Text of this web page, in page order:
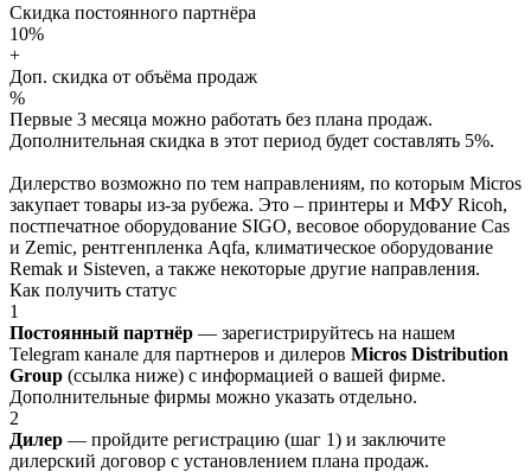
Скидка постоянного партнёра
10%
+
Доп. скидка от объёма продаж
%
Первые 3 месяца можно работать без плана продаж.
Дополнительная скидка в этот период будет составлять 5%.
Дилерство возможно по тем направлениям, по которым Micros
закупает товары из-за рубежа. Это – принтеры и МФУ Ricoh,
постпечатное оборудование SIGO, весовое оборудование Cas
и Zemic, рентгенпленка Aqfa, климатическое оборудование
Remak и Sisteven, а также некоторые другие направления.
Как получить статус
1
Постоянный партнёр — зарегистрируйтесь на нашем
Telegram канале для партнеров и дилеров Micros Distribution
Group (ссылка ниже) с информацией о вашей фирме.
Дополнительные фирмы можно указать отдельно.
2
Дилер — пройдите регистрацию (шаг 1) и заключите
дилерский договор с установлением плана продаж.